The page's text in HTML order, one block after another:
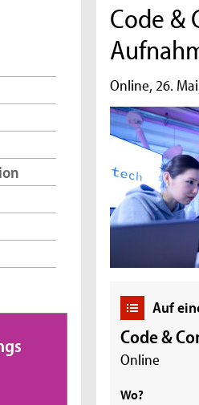
Code &
Online, 26.
Auf
Code &
Online
Wo?